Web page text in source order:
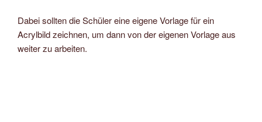
Dabei sollten die Schüler eine eigene Vorlage für ein
Acrylbild zeichnen, um dann von der eigenen Vorlage aus
weiter zu arbeiten.